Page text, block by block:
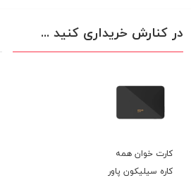
در کنارش خریداری کنید ...
کارت خوان همه
کاره سیلیکون پاور